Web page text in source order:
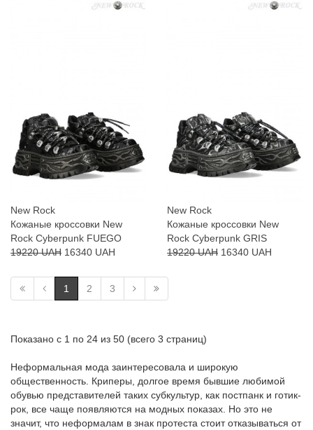
New Rock
Кожаные кроссовки New
Rock Cyberpunk FUEGO
19220 UAH 16340 UAH
New Rock
Кожаные кроссовки New
Rock Cyberpunk GRIS
19220 UAH 16340 UAH
1 2 3
Показано с 1 по 24 из 50 (всего 3 страниц)
Неформальная мода заинтересовала и широкую
общественность. Криперы, долгое время бывшие любимой
обувью представителей таких субкультур, как постпанк и готик-
рок, все чаще появляются на модных показах. Но это не
значит, что неформалам в знак протеста стоит отказываться от